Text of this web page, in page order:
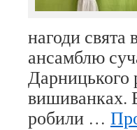
нагоди свята
ансамблю
Дарницького
вишиванках.
робили …